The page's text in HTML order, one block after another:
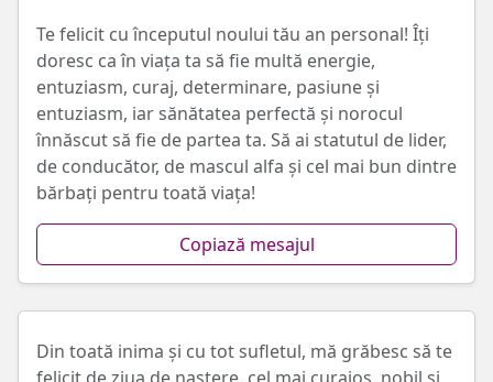
Te felicit cu începutul noului tău an personal! Îți
doresc ca în viața ta să fie multă energie,
entuziasm, curaj, determinare, pasiune și
entuziasm, iar sănătatea perfectă și norocul
înnăscut să fie de partea ta. Să ai statutul de lider,
de conducător, de mascul alfa și cel mai bun dintre
bărbați pentru toată viața!
Copiază mesajul
Din toată inima și cu tot sufletul, mă grăbesc să te